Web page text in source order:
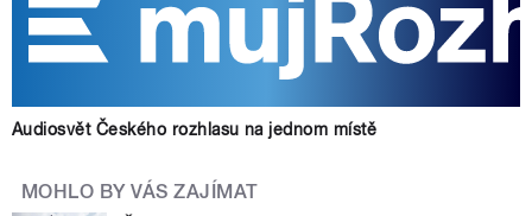
Audiosvět Českého rozhlasu na jednom místě
MOHLO BY VÁS ZAJÍMAT